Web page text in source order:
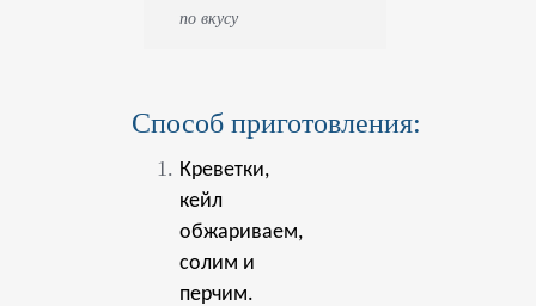
по вкусу
Способ приготовления:
Креветки,
кейл
обжариваем,
солим и
перчим.